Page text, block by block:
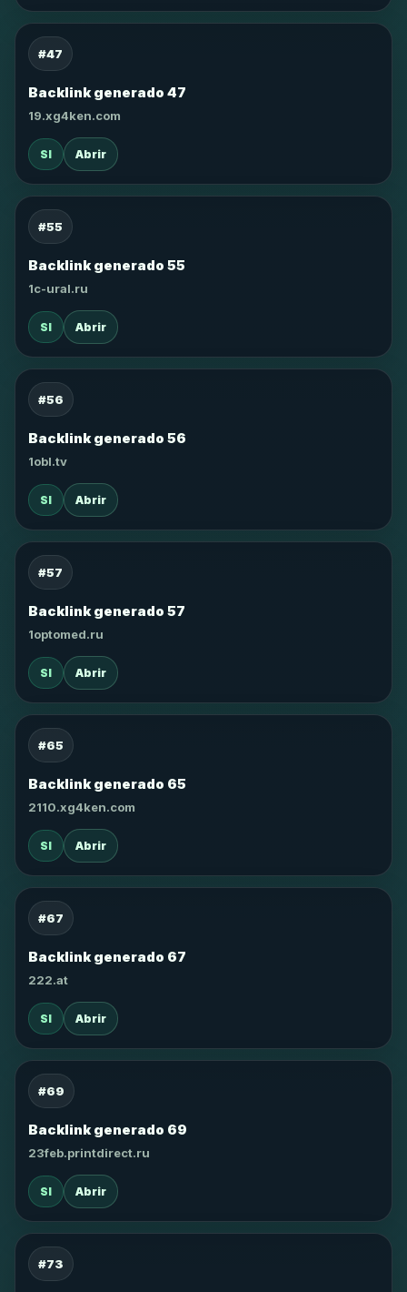
#47
Backlink generado 47
19.xg4ken.com
SI Abrir
#55
Backlink generado 55
1c-ural.ru
SI Abrir
#56
Backlink generado 56
1obl.tv
SI Abrir
#57
Backlink generado 57
1optomed.ru
SI Abrir
#65
Backlink generado 65
2110.xg4ken.com
SI Abrir
#67
Backlink generado 67
222.at
SI Abrir
#69
Backlink generado 69
23feb.printdirect.ru
SI Abrir
#73